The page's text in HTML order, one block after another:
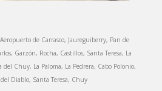
de Carrasco, Jaureguiberry, Pan de
Garzón, Rocha, Castillos, Santa Teresa, La
del Chuy, La Paloma, La Pedrera, Cabo Polonio,
Diablo, Santa Teresa, Chuy